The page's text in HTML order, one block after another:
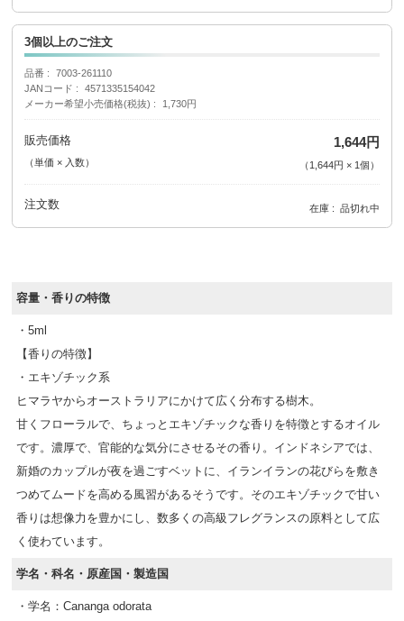
3個以上のご注文
品番
7003-261110
JANコード
4571335154042
メーカー希望小売価格(税抜)
1,730円
販売価格
（単価 × 入数）
1,644円
（ 1,644円 × 1個 ）
注文数 在庫 品切れ中
容量・香りの特徴
・5ml
【香りの特徴】
・エキゾチック系
ヒマラヤからオーストラリアにかけて広く分布する樹木。
甘くフローラルで、ちょっとエキゾチックな香りを特徴とするオイル
です。濃厚で、官能的な気分にさせるその香り。インドネシアでは、
新婚のカップルが夜を過ごすベットに、イランイランの花びらを敷き
つめてムードを高める風習があるそうです。そのエキゾチックで甘い
香りは想像力を豊かにし、数多くの高級フレグランスの原料として広
く使わています。
学名・科名・原産国・製造国
・学名：Cananga odorata